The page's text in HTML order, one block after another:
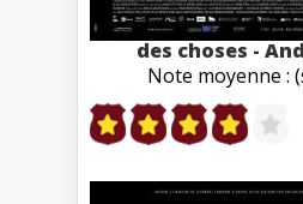
des choses -
Note moyenne :